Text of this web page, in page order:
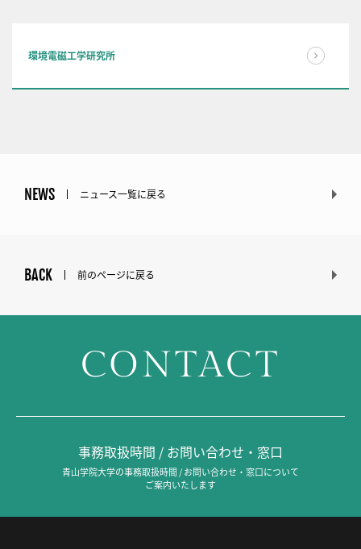
環境電磁工学研究所
NEWS ニュース一覧に戻る
BACK 前のページに戻る
CONTACT
事務取扱時間 / お問い合わせ・窓口
青山学院大学の事務取扱時間 / お問い合わせ・窓口について
ご案内いたします